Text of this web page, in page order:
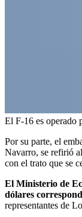
El F-16 es operado
Por su parte, el
Navarro, se refirió
con el trato que se
El Ministerio de
dólares
representantes de